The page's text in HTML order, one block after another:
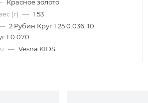
Красное золото
(г) — 1.53
2 Рубин Круг 1.25 0.036, 10
1 0.070
— Vesna KIDS